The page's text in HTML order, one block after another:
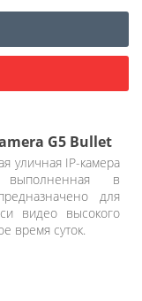
G5 Bullet
уличная IP-камера
выполненная в
для
видео высокого
время суток.